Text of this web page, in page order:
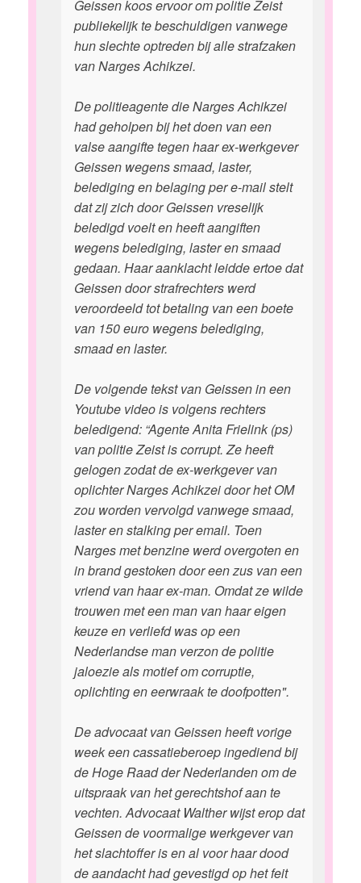
Geissen koos ervoor om politie Zeist
publiekelijk te beschuldigen vanwege
hun slechte optreden bij alle strafzaken
van Narges Achikzei.
De politieagente die Narges Achikzei
had geholpen bij het doen van een
valse aangifte tegen haar ex-werkgever
Geissen wegens smaad, laster,
belediging en belaging per e-mail stelt
dat zij zich door Geissen vreselijk
beledigd voelt en heeft aangiften
wegens belediging, laster en smaad
gedaan. Haar aanklacht leidde ertoe dat
Geissen door strafrechters werd
veroordeeld tot betaling van een boete
van 150 euro wegens belediging,
smaad en laster.
De volgende tekst van Geissen in een
Youtube video is volgens rechters
beledigend: “Agente Anita Frielink (ps)
van politie Zeist is corrupt. Ze heeft
gelogen zodat de ex-werkgever van
oplichter Narges Achikzei door het OM
zou worden vervolgd vanwege smaad,
laster en stalking per email. Toen
Narges met benzine werd overgoten en
in brand gestoken door een zus van een
vriend van haar ex-man. Omdat ze wilde
trouwen met een man van haar eigen
keuze en verliefd was op een
Nederlandse man verzon de politie
jaloezie als motief om corruptie,
oplichting en eerwraak te doofpotten".
De advocaat van Geissen heeft vorige
week een cassatieberoep ingediend bij
de Hoge Raad der Nederlanden om de
uitspraak van het gerechtshof aan te
vechten. Advocaat Walther wijst erop dat
Geissen de voormalige werkgever van
het slachtoffer is en al voor haar dood
de aandacht had gevestigd op het feit